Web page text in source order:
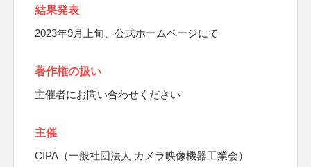
結果発表
2023年9月上旬、公式ホームページにて
著作権の扱い
主催者にお問い合わせください
主催
CIPA（一般社団法人 カメラ映像機器工業会）